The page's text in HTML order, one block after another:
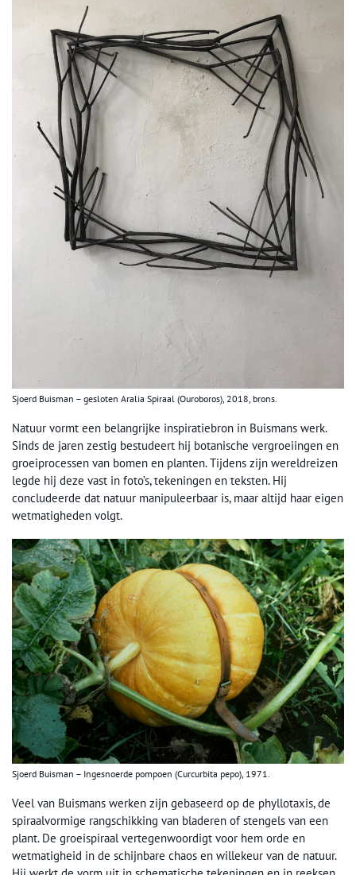
Sjoerd Buisman – gesloten Aralia Spiraal (Ouroboros), 2018, brons.
Natuur vormt een belangrijke inspiratiebron in Buismans werk.
Sinds de jaren zestig bestudeert hij botanische vergroeiingen en
groeiprocessen van bomen en planten. Tijdens zijn wereldreizen
legde hij deze vast in foto’s, tekeningen en teksten. Hij
concludeerde dat natuur manipuleerbaar is, maar altijd haar eigen
wetmatigheden volgt.
Sjoerd Buisman – Ingesnoerde pompoen (Curcurbita pepo), 1971.
Veel van Buismans werken zijn gebaseerd op de phyllotaxis, de
spiraalvormige rangschikking van bladeren of stengels van een
plant. De groeispiraal vertegenwoordigt voor hem orde en
wetmatigheid in de schijnbare chaos en willekeur van de natuur.